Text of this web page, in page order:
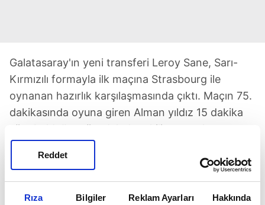
Rıza Bilgiler Reklam Ayarları Hakkında
Reddet
Galatasaray'ın yeni transferi Leroy Sane, Sarı-
Kırmızılı formayla ilk maçına Strasbourg ile
oynanan hazırlık karşılaşmasında çıktı. Maçın 75.
dakikasında oyuna giren Alman yıldız 15 dakika
süre bulduğu mücadelede etkili oyunuyla
taraftarlardan tam not aldı. Yaptığı 2 dripling
denemesinin 1'nde başarılı olan 29 yaşındaki
kanat oyuncusu, 11 kez topla buluşup attığı 9
pasın hepsinde de isabet sağladı. Sane attığı 2